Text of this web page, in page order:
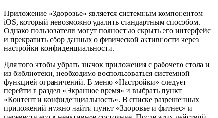
Приложение «Здоровье» является системным компонентом
iOS, который невозможно удалить стандартным способом.
Однако пользователи могут полностью скрыть его интерфейс
и прекратить сбор данных о физической активности через
настройки конфиденциальности.
Для того чтобы убрать значок приложения с рабочего стола и
из библиотеки, необходимо воспользоваться системной
функцией ограничений. В меню «Настройки» следует
перейти в раздел «Экранное время» и выбрать пункт
«Контент и конфиденциальность». В списке разрешенных
приложений нужно найти пункт «Здоровье и фитнес» и